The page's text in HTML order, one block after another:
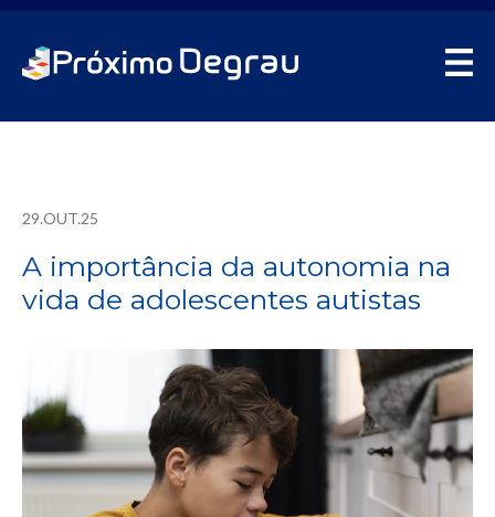
29.OUT.25
A importância da autonomia na
vida de adolescentes autistas